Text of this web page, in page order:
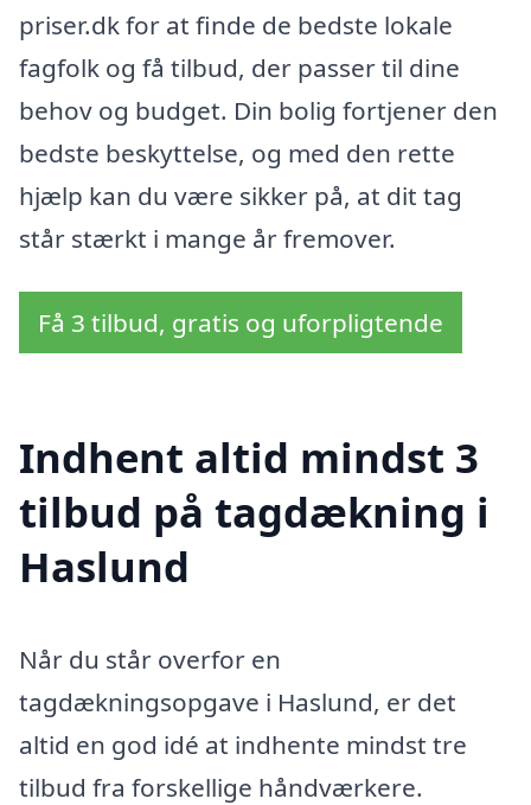
priser.dk for at finde de bedste lokale
fagfolk og få tilbud, der passer til dine
behov og budget. Din bolig fortjener den
bedste beskyttelse, og med den rette
hjælp kan du være sikker på, at dit tag
står stærkt i mange år fremover.
Få 3 tilbud, gratis og uforpligtende
Indhent altid mindst 3
tilbud på tagdækning i
Haslund
Når du står overfor en
tagdækningsopgave i Haslund, er det
altid en god idé at indhente mindst tre
tilbud fra forskellige håndværkere.